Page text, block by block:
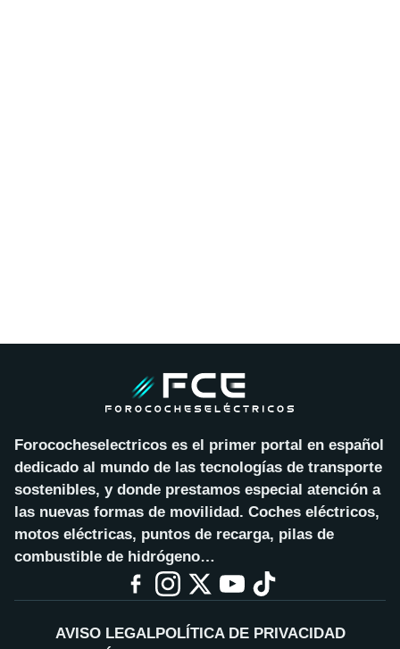
Forococheselectricos es el primer portal en español
dedicado al mundo de las tecnologías de transporte
sostenibles, y donde prestamos especial atención a
las nuevas formas de movilidad. Coches eléctricos,
motos eléctricas, puntos de recarga, pilas de
combustible de hidrógeno…
AVISO LEGALPOLÍTICA DE PRIVACIDAD